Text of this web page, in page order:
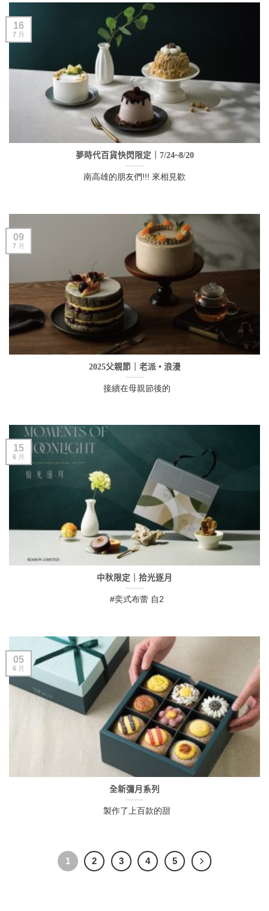
夢時代百貨快閃限定｜7/24~8/20
南高雄的朋友們!!! 來相見歡
16
7 月
2025父親節｜老派 • 浪漫
接續在母親節後的
09
7 月
中秋限定｜拾光逐月
#奕式布蕾 自2
15
6 月
全新彌月系列
製作了上百款的甜
05
6 月
1 2 3 4 5